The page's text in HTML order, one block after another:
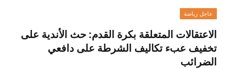
عاجل رياضة
الاعتقالات المتعلقة بكرة القدم: حث الأندية على
تخفيف عبء تكاليف الشرطة على دافعي
الضرائب